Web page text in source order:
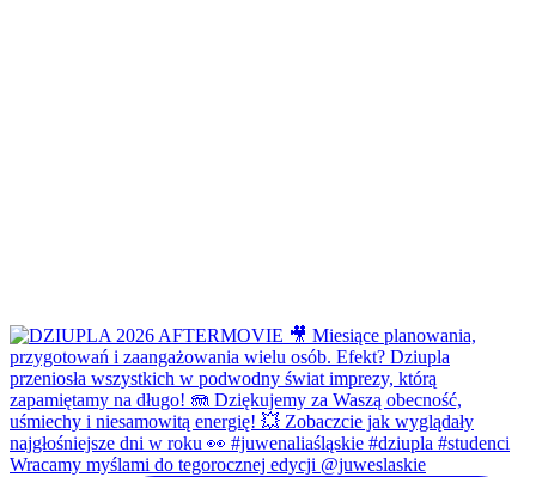
Wracamy myślami do tegorocznej edycji @juweslaskie